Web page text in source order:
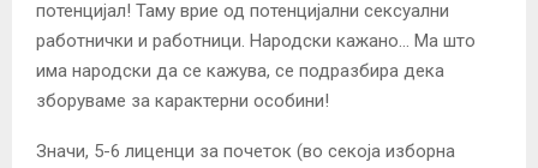
потенцијал! Таму врие од потенцијални сексуални
работнички и работници. Народски кажано… Ма што
има народски да се кажува, се подразбира дека
зборуваме за карактерни особини!
Значи, 5-6 лиценци за почеток (во секоја изборна